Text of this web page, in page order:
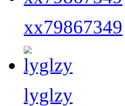
xx79867349
lyglzy